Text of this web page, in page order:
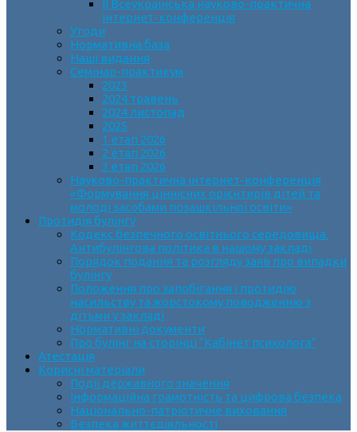
ІІ Всеукраїнська науково-практична
інтернет-конференція
Угоди
Нормативна база
Наші видання
Семінар-практикум
2023
2024 травень
2024 листопад
2025
1 етап 2026
2 етап 2026
3 етап 2026
Науково-практична інтернет-конференція
«Формування ціннісних орієнтирів дітей та
молоді засобами позашкільної освіти»
Протидія булінгу
Кодекс безпечного освітнього середовища.
Антибулінгова політика в нашому закладі
Порядок подання та розгляду заяв про випадки
булінгу
Положення про запобігання і протидію
насильству та жорстокому поводженню з
дітьми у закладі
Нормативні документи
Про булінг на сторінці “Кабінет психолога”
Атестація
Корисні матеріали
Події державного значення
Інформаційна грамотність та цифрова безпека
Національно-патріотичне виховання
Безпека життєдіяльності